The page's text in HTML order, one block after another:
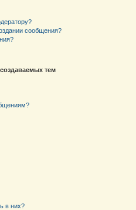
сообщения?
тем
в них?